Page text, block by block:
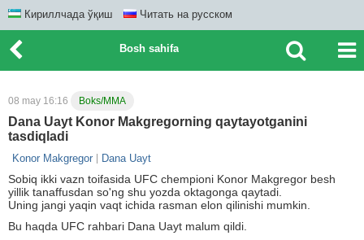
Кириллчада ўқиш Читать на русском
Bosh sahifa
08 may 16:16 Boks/MMA
Dana Uayt Konor Makgregorning qaytayotganini
tasdiqladi
Konor Makgregor Dana Uayt
Sobiq ikki vazn toifasida UFC chempioni Konor Makgregor besh
yillik tanaffusdan so'ng shu yozda oktagonga qaytadi.
Uning jangi yaqin vaqt ichida rasman elon qilinishi mumkin.
Bu haqda UFC rahbari Dana Uayt malum qildi.